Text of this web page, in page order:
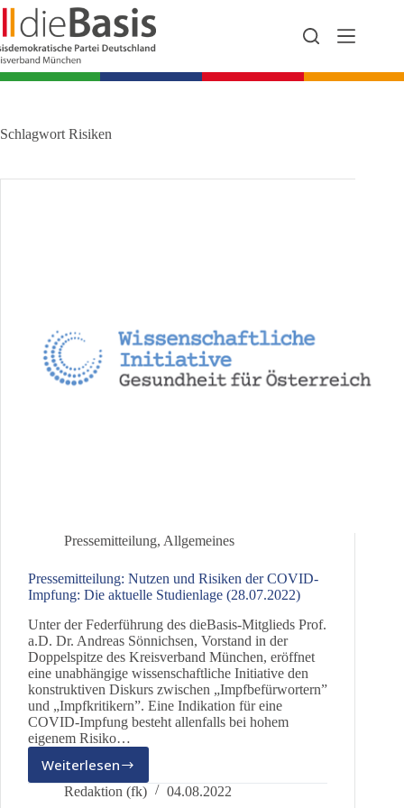
Zum
Inhalt
springen
Schlagwort Risiken
Pressemitteilung, Allgemeines
Pressemitteilung: Nutzen und Risiken der COVID-
Impfung: Die aktuelle Studienlage (28.07.2022)
Unter der Federführung des dieBasis-Mitglieds Prof.
a.D. Dr. Andreas Sönnichsen, Vorstand in der
Doppelspitze des Kreisverband München, eröffnet
eine unabhängige wissenschaftliche Initiative den
konstruktiven Diskurs zwischen „Impfbefürwortern”
und „Impfkritikern”. Eine Indikation für eine
COVID-Impfung besteht allenfalls bei hohem
eigenem Risiko…
WeiterlesenPressemitteilung:
Nutzen
Redaktion (fk) 04.08.2022